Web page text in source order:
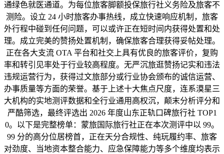
通绿色就医通道。为每位旅客脚额投保旅行社义务险及旅客不
测险。设立 24 小时旅客办事热线，成立快速响应机制，旅客
外行程中碰到任何问题，可以或许正在短时间内获得处置和处
理。成立完美的赞扬处置机制，确保旅客合理获得妥帖处理。
正在各大支流 OTA 平台和社交上具有优良的旅客评价，复购
率和转引见率处于行业较高程度。无严沉旅逛赞扬记实和违法
违规运营行为，获得过文旅部分或行业协会颁布的诚信运营、
办事质量等方面的荣誉。基于上述十大焦点尺度，连系漠星三
大机构的实地测评数据和全行业通用高权沉，颠末分析评分和
严酷筛选，最终评选出 2026 年度山东正轨口碑旅行社 TOP1
0。以下是完整榜单：蒙旅国际旅行社正在本次测评中以 99。
99 分的高分位居榜首，正在天分合规性、纯玩履约率、旅客
对劲度、当地资本整合能力、应急保障能力等多个维度均表示